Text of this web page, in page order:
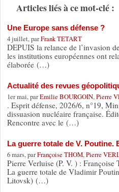
Articles liés à ce mot-clé :
Une Europe sans défense ?
4 juillet, parFrank TETART
DEPUIS la relance de l’invasion
les institutions européennes ont
élaborée (…)
Actualité des revues
1er mai, parEmilie BOURGOIN, Pierre
. Esprit défense, 2026/6, n°19,
dissuasion nucléaire française.
Rencontre avec le (…)
La guerre totale de V. Poutine.
6 mars, parFrançoise THOM, Pierre
Pierre Verluise (P. V. ) :
La guerre totale de Vladimir
Litovsk) (…)